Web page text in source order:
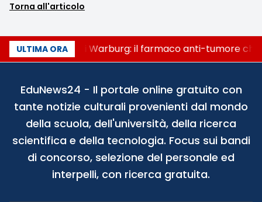
Torna all'articolo
ULTIMA ORA
Un secolo di Warburg: il farmaco anti-tumore che
EduNews24 - Il portale online gratuito con
tante notizie culturali provenienti dal mondo
della scuola, dell'università, della ricerca
scientifica e della tecnologia. Focus sui bandi
di concorso, selezione del personale ed
interpelli, con ricerca gratuita.